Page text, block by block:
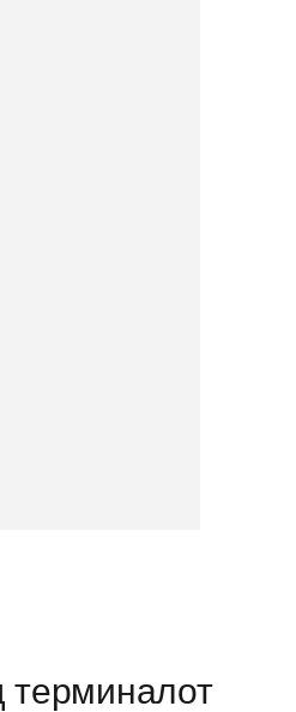
терминалот